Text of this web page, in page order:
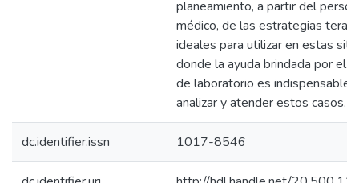
planeamiento, a partir del
médico, de las estrategias
ideales para utilizar en estas
donde la ayuda brindada por el
de laboratorio es indispensable
analizar y atender estos casos.
dc.identifier.issn 1017-8546